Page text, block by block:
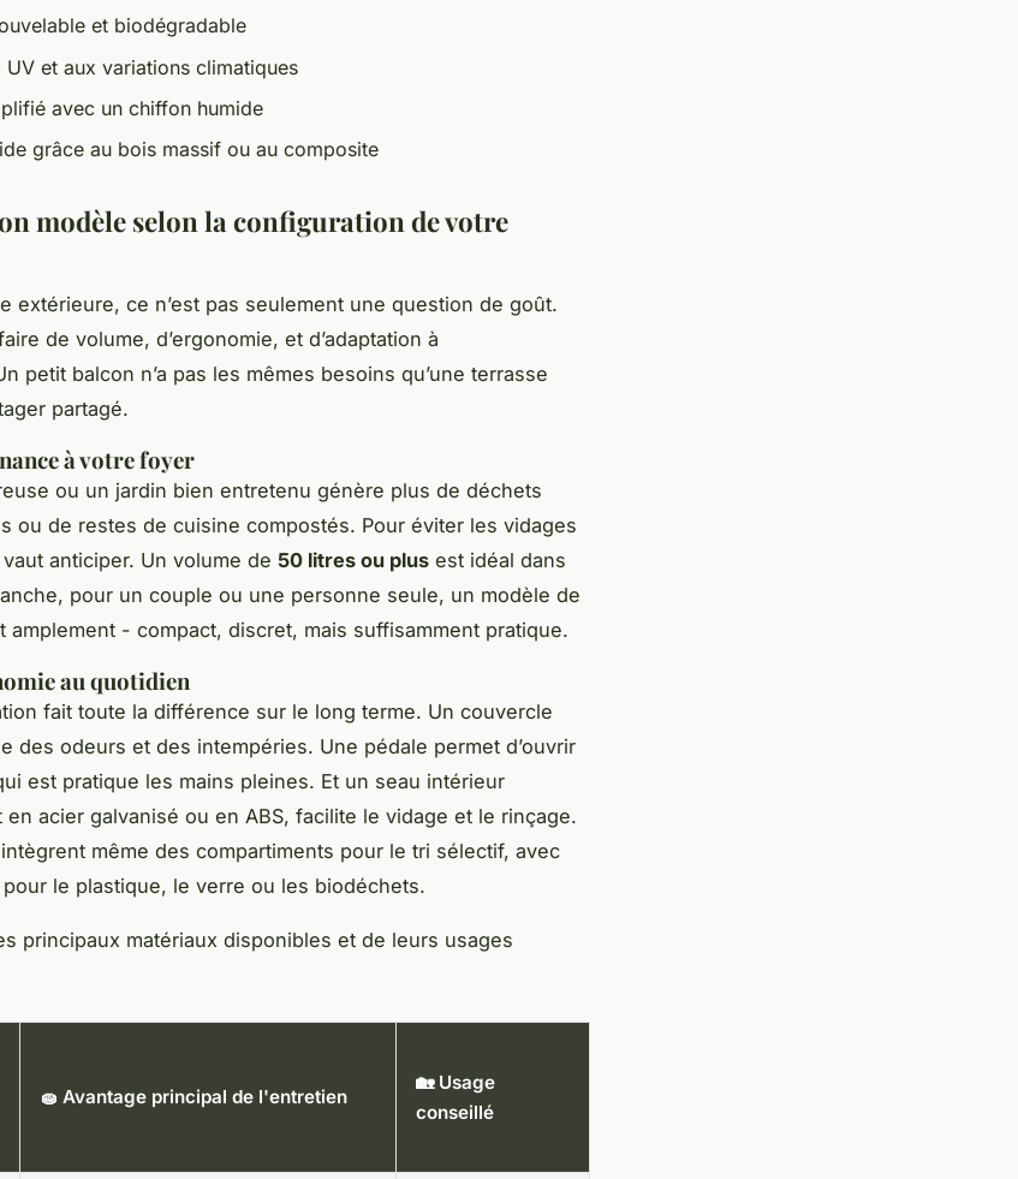
et biodégradable
et aux variations climatiques
avec un chiffon humide
grâce au bois massif ou au composite
modèle selon la configuration de votre
extérieure, ce n’est pas seulement une question de goût.
de volume, d’ergonomie, et d’adaptation à
petit balcon n’a pas les mêmes besoins qu’une terrasse
partagé.
à votre foyer
ou un jardin bien entretenu génère plus de déchets
ou de restes de cuisine compostés. Pour éviter les vidages
anticiper. Un volume de 50 litres ou plus est idéal dans
pour un couple ou une personne seule, un modèle de
amplement - compact, discret, mais suffisamment pratique.
au quotidien
fait toute la différence sur le long terme. Un couvercle
des odeurs et des intempéries. Une pédale permet d’ouvrir
est pratique les mains pleines. Et un seau intérieur
acier galvanisé ou en ABS, facilite le vidage et le rinçage.
même des compartiments pour le tri sélectif, avec
le plastique, le verre ou les biodéchets.
principaux matériaux disponibles et de leurs usages
🧽 Avantage principal de l'entretien
🏡 Usage
conseillé